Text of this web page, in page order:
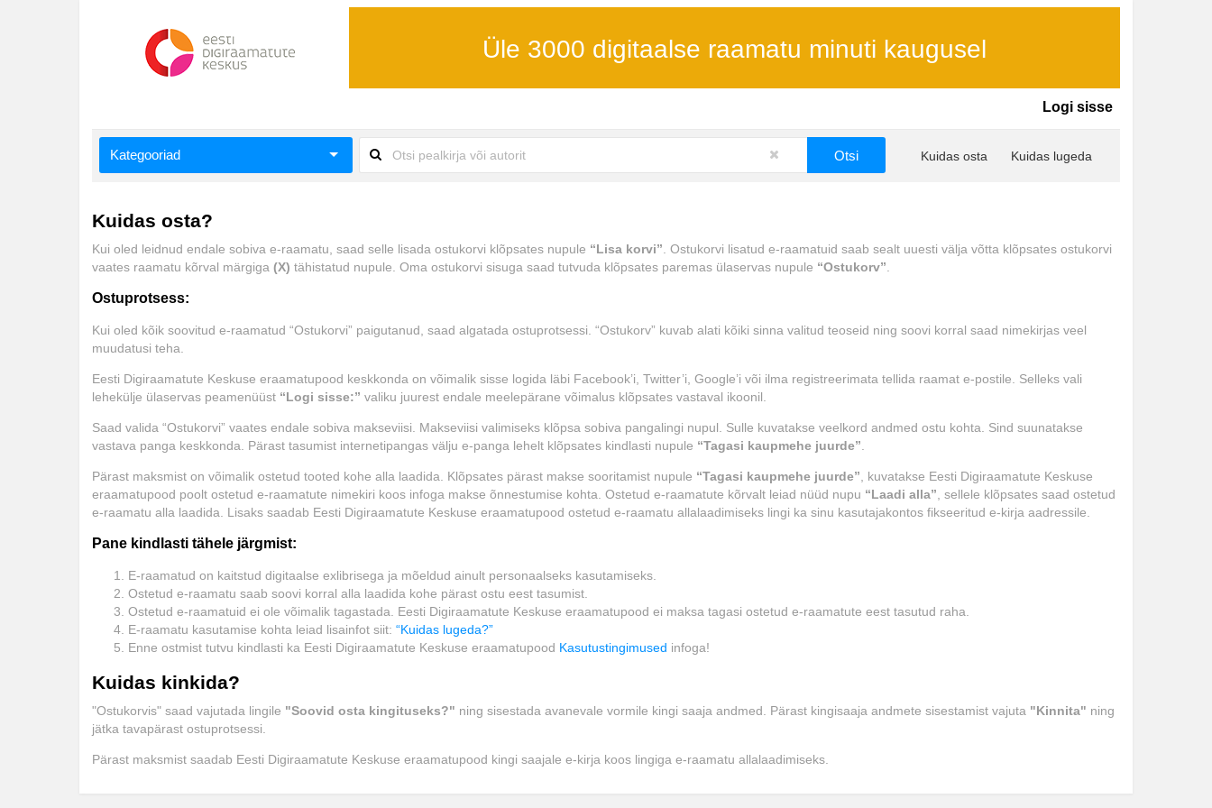
Üle 3000 digitaalse raamatu minuti kaugusel
Logi sisse
Kategooriad
Aimeraamatud lastele ja noortele
Ajalugu
Ajalugu/sõjandus
Antoloogiad/esseed
Arvutid
Disain
Eesti autorid
Esoteerika
Etenduskunstid
Filosoofia ja eetika
Kuidas osta Kuidas lugeda
Kuidas osta?
Kui oled leidnud endale sobiva e-raamatu, saad selle lisada ostukorvi klõpsates nupule “Lisa korvi”. Ostukorvi lisatud e-raamatuid saab sealt uuesti välja võtta klõpsates ostukorvi
vaates raamatu kõrval märgiga (X) tähistatud nupule. Oma ostukorvi sisuga saad tutvuda klõpsates paremas ülaservas nupule “Ostukorv”.
Ostuprotsess:
Kui oled kõik soovitud e-raamatud “Ostukorvi” paigutanud, saad algatada ostuprotsessi. “Ostukorv” kuvab alati kõiki sinna valitud teoseid ning soovi korral saad nimekirjas veel
muudatusi teha.
Eesti Digiraamatute Keskuse eraamatupood keskkonda on võimalik sisse logida läbi Facebook’i, Twitter’i, Google’i või ilma registreerimata tellida raamat e-postile. Selleks vali
lehekülje ülaservas peamenüüst “Logi sisse:” valiku juurest endale meelepärane võimalus klõpsates vastaval ikoonil.
Saad valida “Ostukorvi” vaates endale sobiva makseviisi. Makseviisi valimiseks klõpsa sobiva pangalingi nupul. Sulle kuvatakse veelkord andmed ostu kohta. Sind suunatakse
vastava panga keskkonda. Pärast tasumist internetipangas välju e-panga lehelt klõpsates kindlasti nupule “Tagasi kaupmehe juurde”
Pärast maksmist on võimalik ostetud tooted kohe alla laadida. Klõpsates pärast makse sooritamist nupule “Tagasi kaupmehe juurde” , kuvatakse Eesti Digiraamatute Keskuse
eraamatupood poolt ostetud e-raamatute nimekiri koos infoga makse õnnestumise kohta. Ostetud e-raamatute kõrvalt leiad nüüd nupu “Laadi alla” , sellele klõpsates saad ostetud
e-raamatu alla laadida. Lisaks saadab Eesti Digiraamatute Keskuse eraamatupood ostetud e-raamatu allalaadimiseks lingi ka sinu kasutajakontos fikseeritud e-kirja aadressile.
Pane kindlasti tähele järgmist:
E-raamatud on kaitstud digitaalse exlibrisega ja mõeldud ainult personaalseks kasutamiseks.
Ostetud e-raamatu saab soovi korral alla laadida kohe pärast ostu eest tasumist.
Ostetud e-raamatuid ei ole võimalik tagastada. Eesti Digiraamatute Keskuse eraamatupood ei maksa tagasi ostetud e-raamatute eest tasutud raha.
E-raamatu kasutamise kohta leiad lisainfot siit: “Kuidas lugeda?”
Enne ostmist tutvu kindlasti ka Eesti Digiraamatute Keskuse eraamatupood Kasutustingimused infoga!
Kuidas kinkida?
"Ostukorvis" saad vajutada lingile "Soovid osta kingituseks?" ning sisestada avanevale vormile kingi saaja andmed. Pärast kingisaaja andmete sisestamist vajuta "Kinnita" ning
jätka tavapärast ostuprotsessi.
Pärast maksmist saadab Eesti Digiraamatute Keskuse eraamatupood kingi saajale e-kirja koos lingiga e-raamatu allalaadimiseks.